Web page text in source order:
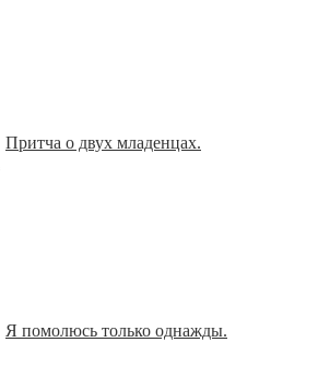
Притча о двух младенцах.
Я помолюсь только однажды.